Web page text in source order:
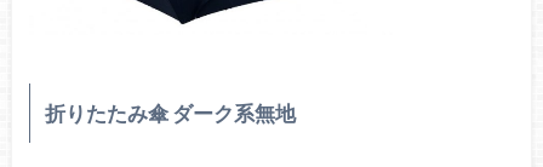
折りたたみ傘 ダーク系無地